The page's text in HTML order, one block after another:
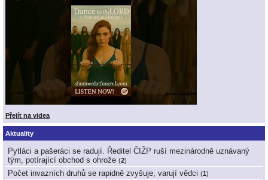
Přejít na videa
Aktuality
Pytláci a pašeráci se radují. Ředitel ČIŽP ruší mezinárodně uznávaný
tým, potírající obchod s ohrože (2)
Počet invazních druhů se rapidně zvyšuje, varují vědci (1)